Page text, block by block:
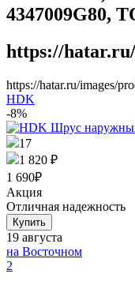
4347009G80,
https://hatar.ru/
https://hatar.ru/images/
HDK
-8%
17
1 820 ₽
1 690₽
Акция
Отличная надежность
19 августа
на Восточном
2